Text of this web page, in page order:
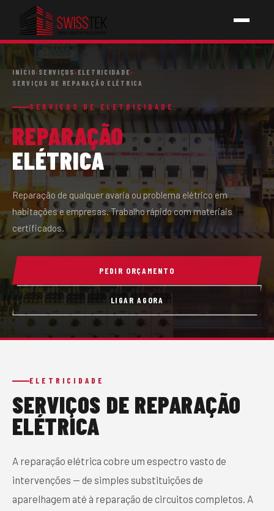
INÍCIO
↳ PICHELARIA
↳ ELETRICIDADE
↳ AQUECIMENTOS
↳ CONSTRUÇÕES
CONTACTO
PEDIR ORÇAMENTO
INÍCIO› SERVIÇOS›ELETRICIDADE›
SERVIÇOS DE REPARAÇÃO ELÉTRICA
SERVIÇOS DE ELETRICIDADE
REPARAÇÃO
ELÉTRICA
Reparação de qualquer avaria ou problema elétrico em
habitações e empresas. Trabalho rápido com materiais
certificados.
PEDIR ORÇAMENTO
LIGAR AGORA
ELETRICIDADE
SERVIÇOS DE REPARAÇÃO
ELÉTRICA
A reparação elétrica cobre um espectro vasto de
intervenções — de simples substituições de
aparelhagem até à reparação de circuitos completos. A